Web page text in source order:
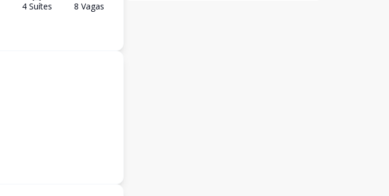
4Suítes 8 Vagas